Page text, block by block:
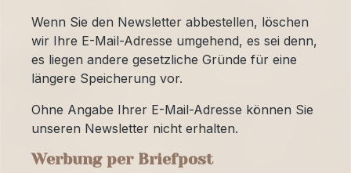
Wenn Sie den Newsletter abbestellen, löschen
wir Ihre E-Mail-Adresse umgehend, es sei denn,
es liegen andere gesetzliche Gründe für eine
längere Speicherung vor.
Ohne Angabe Ihrer E-Mail-Adresse können Sie
unseren Newsletter nicht erhalten.
Werbung per Briefpost